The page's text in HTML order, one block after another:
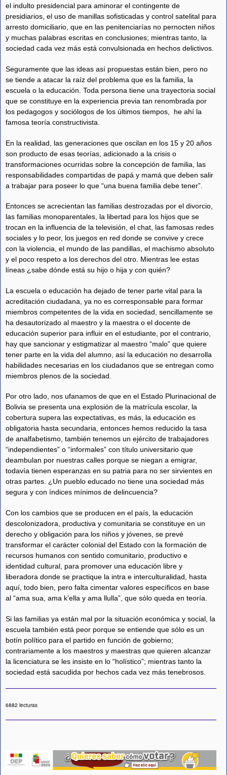
el indulto presidencial para aminorar el contingente de
presidiarios, el uso de manillas sofisticadas y control satelital para
arresto domiciliario, que en las penitenciarías no pernocten niños
y muchas palabras escritas en conclusiones; mientras tanto, la
sociedad cada vez más está convulsionada en hechos delictivos.
Seguramente que las ideas así propuestas están bien, pero no
se tiende a atacar la raíz del problema que es la familia, la
escuela o la educación. Toda persona tiene una trayectoria social
que se constituye en la experiencia previa tan renombrada por
los pedagogos y sociólogos de los últimos tiempos, he ahí la
famosa teoría constructivista.
En la realidad, las generaciones que oscilan en los 15 y 20 años
son producto de esas teorías, adicionado a la crisis o
transformaciones ocurridas sobre la concepción de familia, las
responsabilidades compartidas de papá y mamá que deben salir
a trabajar para poseer lo que “una buena familia debe tener”.
Entonces se acrecientan las familias destrozadas por el divorcio,
las familias monoparentales, la libertad para los hijos que se
trocan en la influencia de la televisión, el chat, las famosas redes
sociales y lo peor, los juegos en red donde se convive y crece
con la violencia, el mundo de las pandillas, el machismo absoluto
y el poco respeto a los derechos del otro. Mientras lee estas
líneas ¿sabe dónde está su hijo o hija y con quién?
La escuela o educación ha dejado de tener parte vital para la
acreditación ciudadana, ya no es corresponsable para formar
miembros competentes de la vida en sociedad, sencillamente se
ha desautorizado al maestro y la maestra o el docente de
educación superior para influir en el estudiante, por el contrario,
hay que sancionar y estigmatizar al maestro “malo” que quiere
tener parte en la vida del alumno, así la educación no desarrolla
habilidades necesarias en los ciudadanos que se entregan como
miembros plenos de la sociedad.
Por otro lado, nos ufanamos de que en el Estado Plurinacional de
Bolivia se presenta una explosión de la matrícula escolar, la
cobertura supera las expectativas, es más, la educación es
obligatoria hasta secundaria, entonces hemos reducido la tasa
de analfabetismo, también tenemos un ejército de trabajadores
“independientes” o “informales” con título universitario que
deambulan por nuestras calles porque se niegan a emigrar,
todavía tienen esperanzas en su patria para no ser sirvientes en
otras partes. ¿Un pueblo educado no tiene una sociedad más
segura y con índices mínimos de delincuencia?
Con los cambios que se producen en el país, la educación
descolonizadora, productiva y comunitaria se constituye en un
derecho y obligación para los niños y jóvenes, se prevé
transformar el carácter colonial del Estado con la formación de
recursos humanos con sentido comunitario, productivo e
identidad cultural, para promover una educación libre y
liberadora donde se practique la intra e interculturalidad, hasta
aquí, todo bien, pero falta cimentar valores específicos en base
al “ama sua, ama k’ella y ama llulla”, que sólo queda en teoría.
Si las familias ya están mal por la situación económica y social, la
escuela también está peor porque se entiende que sólo es un
botín político para el partido en función de gobierno;
contrariamente a los maestros y maestras que quieren alcanzar
la licenciatura se les insiste en lo “holístico”; mientras tanto la
sociedad está sacudida por hechos cada vez más tenebrosos.
6882 lecturas